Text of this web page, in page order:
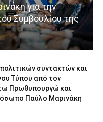
για την
Συμβουλίου της
συντακτών και
Τύπου από τον
Πρωθυπουργώ και
Παύλο Μαρινάκη